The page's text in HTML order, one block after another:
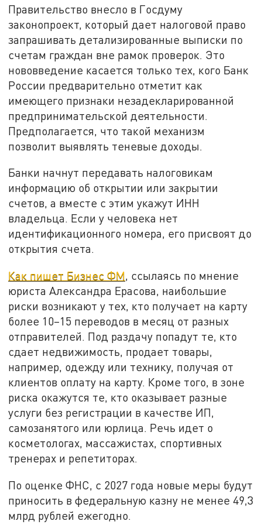
Правительство внесло в Госдуму
законопроект, который дает налоговой право
запрашивать детализированные выписки по
счетам граждан вне рамок проверок. Это
нововведение касается только тех, кого Банк
России предварительно отметит как
имеющего признаки незадекларированной
предпринимательской деятельности.
Предполагается, что такой механизм
позволит выявлять теневые доходы.
Банки начнут передавать налоговикам
информацию об открытии или закрытии
счетов, а вместе с этим укажут ИНН
владельца. Если у человека нет
идентификационного номера, его присвоят до
открытия счета.
Как пишет Бизнес ФМ, ссылаясь по мнение
юриста Александра Ерасова, наибольшие
риски возникают у тех, кто получает на карту
более 10–15 переводов в месяц от разных
отправителей. Под раздачу попадут те, кто
сдает недвижимость, продает товары,
например, одежду или технику, получая от
клиентов оплату на карту. Кроме того, в зоне
риска окажутся те, кто оказывает разные
услуги без регистрации в качестве ИП,
самозанятого или юрлица. Речь идет о
косметологах, массажистах, спортивных
тренерах и репетиторах.
По оценке ФНС, с 2027 года новые меры будут
приносить в федеральную казну не менее 49,3
млрд рублей ежегодно.